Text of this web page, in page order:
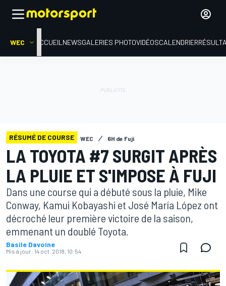
WEC ACCUEIL NEWSGALERIES PHOTOVIDÉOSCALENDRIER
RÉSUMÉ DE COURSE WEC 6H de Fuji
LA TOYOTA #7 SURGIT APRÈS
LA PLUIE ET S'IMPOSE À FUJI
Dans une course qui a débuté sous la pluie, Mike
Conway, Kamui Kobayashi et José María López ont
décroché leur première victoire de la saison,
emmenant un doublé Toyota.
Basile Davoine
Mis à jour: 14 oct. 2018, 10:54